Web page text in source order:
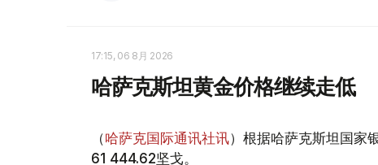
17:15, 06 8月 2026
哈萨克斯坦黄金价格继续走低
（哈萨克国际通讯社讯）根据哈萨克斯坦国家
61 444.62坚戈。